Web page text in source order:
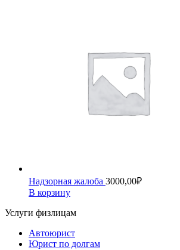
Надзорная жалоба 3000,00₽
В корзину
Услуги физлицам
Автоюрист
Юрист по долгам